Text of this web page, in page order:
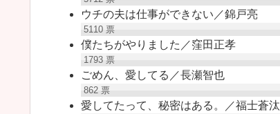
ウチの夫は仕事ができない／錦戸亮
5110票
僕たちがやりました／窪田正孝
1793票
ごめん、愛してる／長瀬智也
862票
愛してたって、秘密はある。／福士蒼汰